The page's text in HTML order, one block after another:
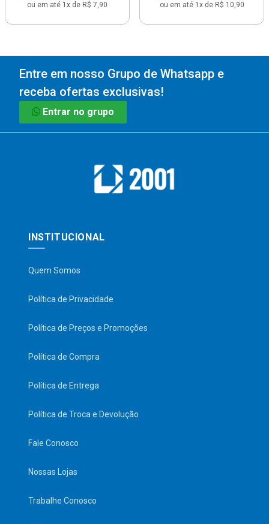
ou em até 1x de R$ 7,90 ou em até 1x de R$ 10,90
Entre em nosso Grupo de Whatsapp e
receba ofertas exclusivas!
Entrar no grupo
INSTITUCIONAL
Quem Somos
Política de Privacidade
Política de Preços e Promoções
Política de Compra
Política de Entrega
Política de Troca e Devolução
Fale Conosco
Nossas Lojas
Trabalhe Conosco